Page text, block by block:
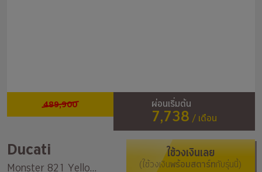
489,900 ผ่อนเริ่มต้น
7,738 / เดือน
Ducati
Monster 821 Yellow/Black My18
ใช้วงเงินเลย
(ใช้วงเงินพร้อมสตาร์ทกับรุ่นนี้)